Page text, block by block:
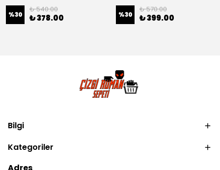
%30
₺ 540.00
₺ 378.00 %30
₺ 570.00
₺ 399.00
Bilgi
Kategoriler